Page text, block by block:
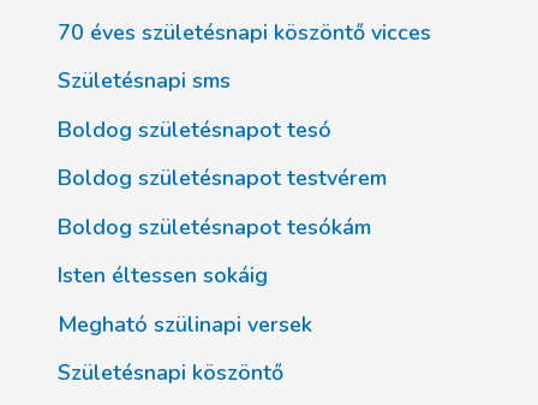
70 éves születésnapi köszöntő vicces
Születésnapi sms
Boldog születésnapot tesó
Boldog születésnapot testvérem
Boldog születésnapot tesókám
Isten éltessen sokáig
Megható szülinapi versek
Születésnapi köszöntő